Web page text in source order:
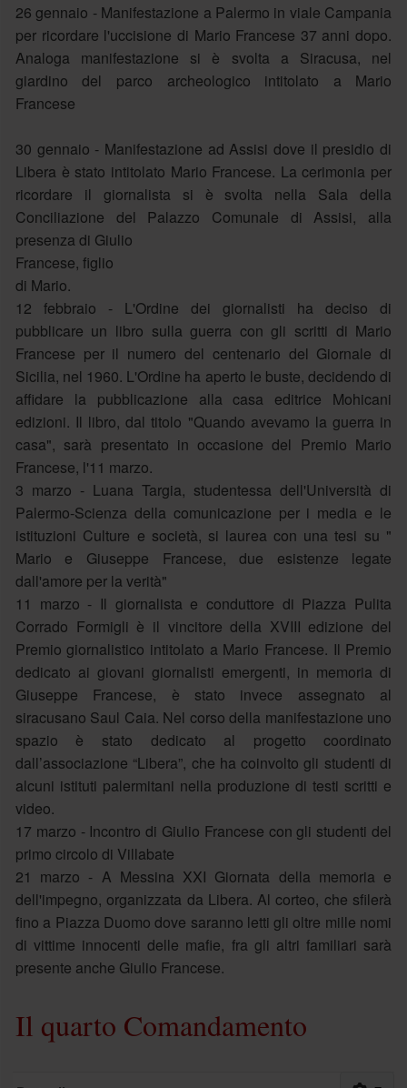
26 gennaio - Manifestazione a Palermo in viale Campania
per ricordare l'uccisione di Mario Francese 37 anni dopo.
Analoga manifestazione si è svolta a Siracusa, nel
giardino del parco archeologico intitolato a Mario
Francese
30 gennaio - Manifestazione ad Assisi dove il presidio di
Libera è stato intitolato Mario Francese. La cerimonia per
ricordare il giornalista si è svolta nella Sala della
Conciliazione del Palazzo Comunale di Assisi, alla
presenza di Giulio
Francese, figlio
di Mario.
12 febbraio - L'Ordine dei giornalisti ha deciso di
pubblicare un libro sulla guerra con gli scritti di Mario
Francese per il numero del centenario del Giornale di
Sicilia, nel 1960. L'Ordine ha aperto le buste, decidendo di
affidare la pubblicazione alla casa editrice Mohicani
edizioni. Il libro, dal titolo "Quando avevamo la guerra in
casa", sarà presentato in occasione del Premio Mario
Francese, l'11 marzo.
3 marzo - Luana Targia, studentessa dell'Università di
Palermo-Scienza della comunicazione per i media e le
istituzioni Culture e società, si laurea con una tesi su "
Mario e Giuseppe Francese, due esistenze legate
dall'amore per la verità"
11 marzo - Il giornalista e conduttore di Piazza Pulita
Corrado Formigli è il vincitore della XVIII edizione del
Premio giornalistico intitolato a Mario Francese. Il Premio
dedicato ai giovani giornalisti emergenti, in memoria di
Giuseppe Francese, è stato invece assegnato al
siracusano Saul Caia. Nel corso della manifestazione uno
spazio è stato dedicato al progetto coordinato
dall’associazione “Libera”, che ha coinvolto gli studenti di
alcuni istituti palermitani nella produzione di testi scritti e
video.
17 marzo - Incontro di Giulio Francese con gli studenti del
primo circolo di Villabate
21 marzo - A Messina XXI Giornata della memoria e
dell'impegno, organizzata da Libera. Al corteo, che sfilerà
fino a Piazza Duomo dove saranno letti gli oltre mille nomi
di vittime innocenti delle mafie, fra gli altri familiari sarà
presente anche Giulio Francese.
Il quarto Comandamento